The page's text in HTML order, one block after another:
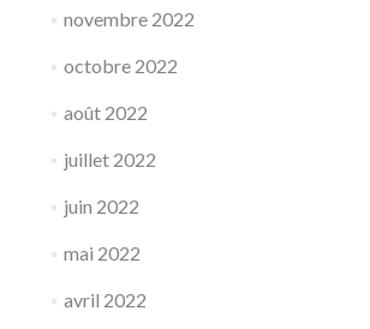
novembre 2022
octobre 2022
août 2022
juillet 2022
juin 2022
mai 2022
avril 2022